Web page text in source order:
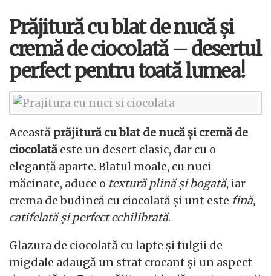
Prăjitură cu blat de nucă și
cremă de ciocolată – desertul
perfect pentru toată lumea!
Această prăjitură cu blat de nucă și cremă de
ciocolată este un desert clasic, dar cu o
eleganță aparte. Blatul moale, cu nuci
măcinate, aduce o textură plină și bogată, iar
crema de budincă cu ciocolată și unt este fină,
catifelată și perfect echilibrată.
Glazura de ciocolată cu lapte și fulgii de
migdale adaugă un strat crocant și un aspect